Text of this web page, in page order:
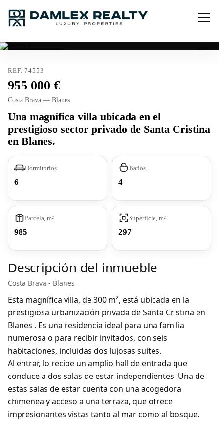
REF. 74553
955 000
Costa Brava — Blanes
Una magnífica villa ubicada en el
prestigioso sector privado de Santa Cristina
en Blanes.
Dormitorios
6
Baños
4
Parcela, m²
985
Superficie, m²
297
Descripción del inmueble
Costa Brava - Blanes
Esta magnífica villa, de 300 m², está ubicada en la
prestigiosa urbanización privada de Santa Cristina en
Blanes . Es una residencia ideal para una familia
numerosa o para recibir invitados, con seis
habitaciones, incluidas dos lujosas suites.
Al entrar, lo recibe un amplio hall de entrada que
conduce a dos salas de estar independientes. Una de
estas salas de estar cuenta con una acogedora
chimenea y acceso a una terraza, que ofrece
impresionantes vistas tanto al mar como al bosque.